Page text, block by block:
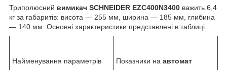
Триполюсний вимикач SCHNEIDER EZC400N3400 важить 6,4
кг за габаритів: висота — 255 мм, ширина — 185 мм, глибина
— 140 мм. Основні характеристики представлені в таблиці.
Найменування параметрів Показники на автомат